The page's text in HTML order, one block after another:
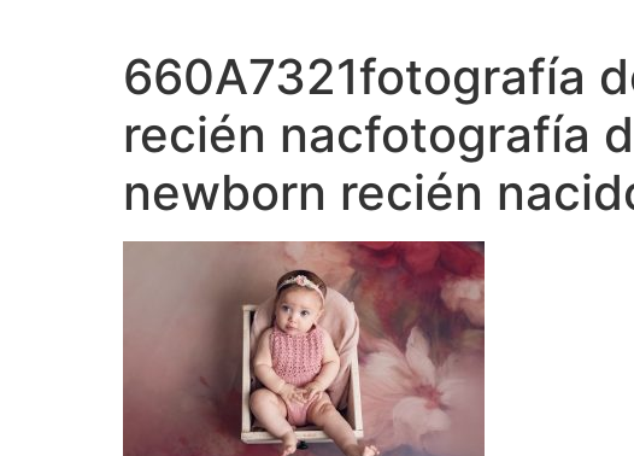
660A7321fotografía
recién nacfotografía
newborn recién